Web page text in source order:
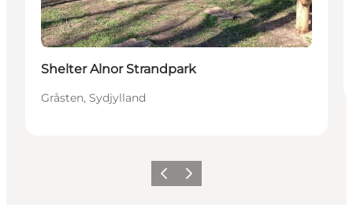
Shelter Alnor Strandpark
Gråsten, Sydjylland
ForrigeNæste